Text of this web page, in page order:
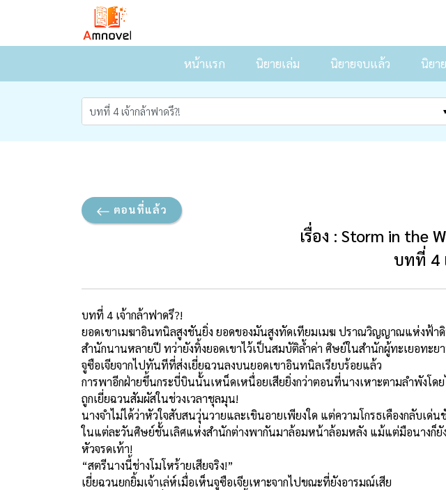
หน้าแรก นิยายเล่ม นิยายจบแล้ว นิยา
ตอนที่แล้ว
เรื่อง : Storm in the
บทที่ 4
บทที่ 4 เจ้ากล้าฟาดรึ?!
ยอดเขาเมฆาอินทนิลสูงชันยิ่ง ยอดของมันสูงทัดเทียมเมฆ ปราณวิญญาณแห่งฟ้
สำนักนานหลายปี ทว่ายังทิ้งยอดเขาไว้เป็นสมบัติล้ำค่า ศิษย์ในสำนักผู้ทะเยอทะย
จูซือเจียจากไปทันทีที่ส่งเยี่ยฉวนลงบนยอดเขาอินทนิลเรียบร้อยแล้ว
การพาอีกฝ่ายขึ้นกระบี่บินนั้นเหน็ดเหนื่อยเสียยิ่งกว่าตอนที่นางเหาะตามลำพังโ
ถูกเยี่ยฉวนสัมผัสในช่วงเวลาชุลมุน!
นางจำไม่ได้ว่าหัวใจสับสนวุ่นวายและเขินอายเพียงใด แต่ความโกรธเคืองกลับเด่น
ในแต่ละวันศิษย์ชั้นเลิศแห่งสำนักต่างพากันมาล้อมหน้าล้อมหลัง แม้แต่มือนางก็ยั
หัวจรดเท้า!
“สตรีนางนี้ช่างโมโหร้ายเสียจริง!”
เยี่ยฉวนยกยิ้มเจ้าเล่ห์เมื่อเห็นจูซือเจียเหาะจากไปขณะที่ยังอารมณ์เสีย